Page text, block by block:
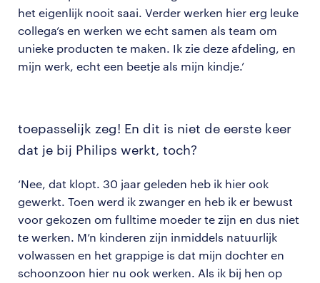
het eigenlijk nooit saai. Verder werken hier erg leuke
collega’s en werken we echt samen als team om
unieke producten te maken. Ik zie deze afdeling, en
mijn werk, echt een beetje als mijn kindje.’
toepasselijk zeg! En dit is niet de eerste keer
dat je bij Philips werkt, toch?
‘Nee, dat klopt. 30 jaar geleden heb ik hier ook
gewerkt. Toen werd ik zwanger en heb ik er bewust
voor gekozen om fulltime moeder te zijn en dus niet
te werken. M’n kinderen zijn inmiddels natuurlijk
volwassen en het grappige is dat mijn dochter en
schoonzoon hier nu ook werken. Als ik bij hen op